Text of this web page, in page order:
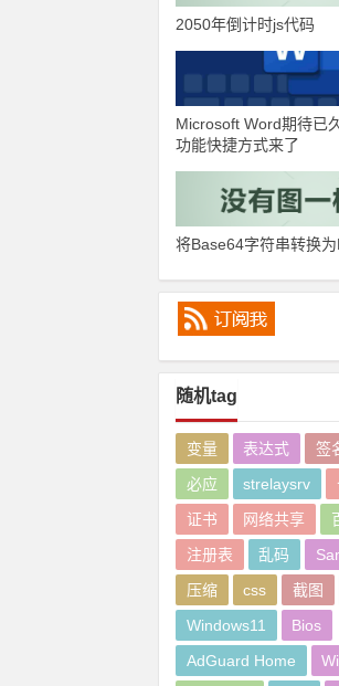
2050年倒计时js代码
Microsoft Word期待已
功能快捷方式来了
将Base64字符串转换
随机tag
变量 表达式 签
必应
strelaysrv
证书
网络共享
注册表
乱码
压缩
css 截图
Windows11
Bios
AdGuard Home